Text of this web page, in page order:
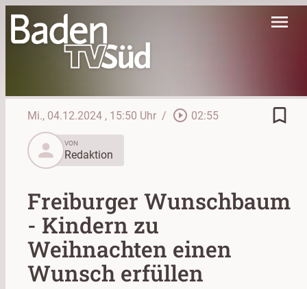
menu
Mi., 04.12.2024 , 15:50 Uhr / play_circle_outline 02:55
bookmark_border
person
VON
Redaktion
Freiburger Wunschbaum
- Kindern zu
Weihnachten einen
Wunsch erfüllen